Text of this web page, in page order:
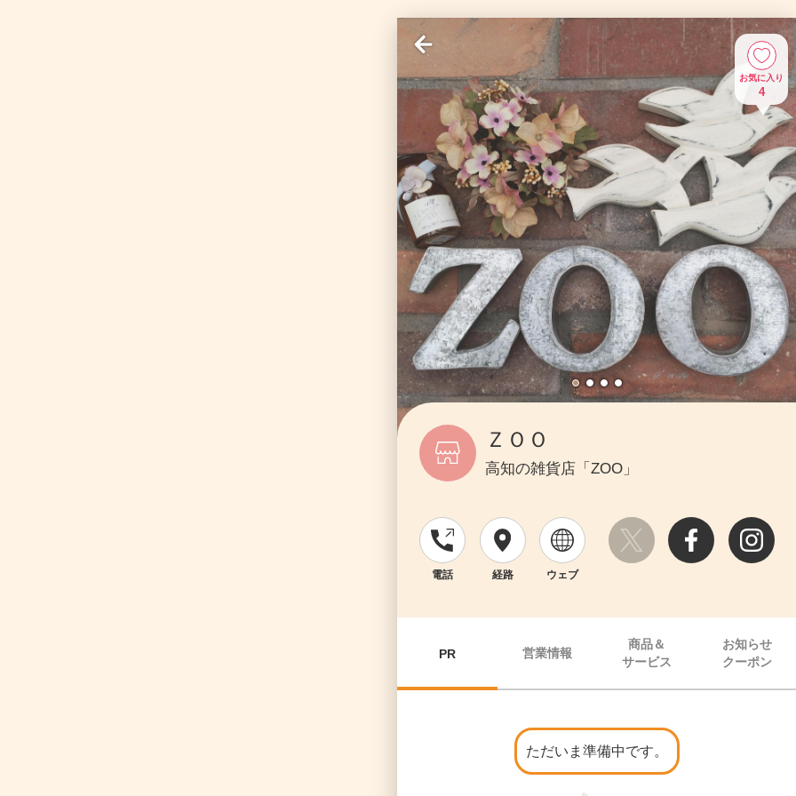
お気に入り
4
ＺＯＯ
高知の雑貨店「ZOO」
電話 経路 ウェブ
PR 営業情報
商品＆
サービス
お知らせ
クーポン
ただいま準備中です。